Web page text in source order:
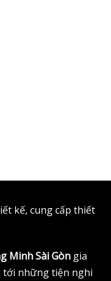
kế, cung cấp thiết
Minh Sài Gòn gia
tới những tiện nghi